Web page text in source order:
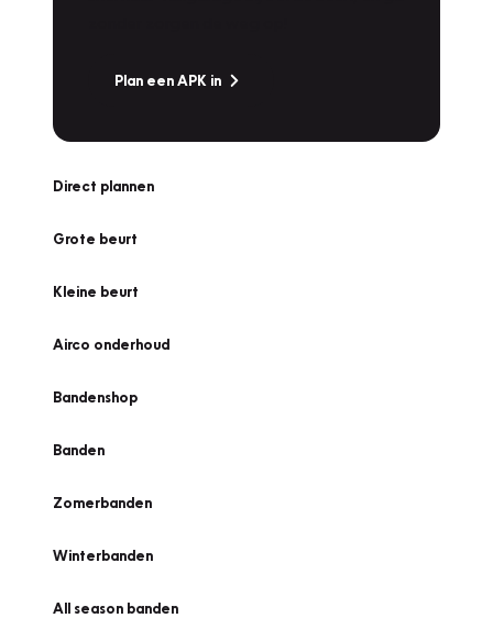
Plan een APK in
Direct plannen
Grote beurt
Kleine beurt
Airco onderhoud
Bandenshop
Banden
Zomerbanden
Winterbanden
All season banden